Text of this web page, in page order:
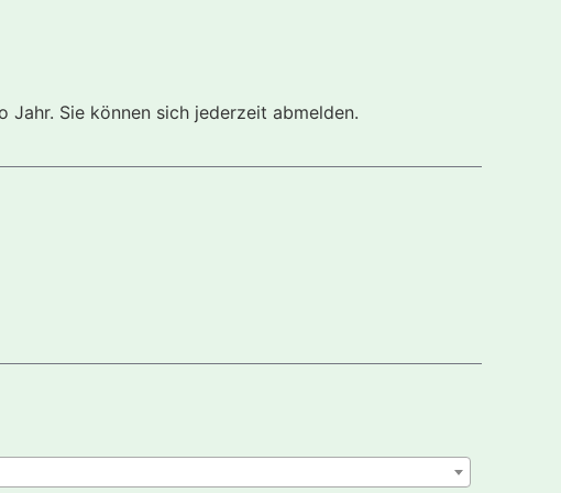
Sie können sich jederzeit abmelden.